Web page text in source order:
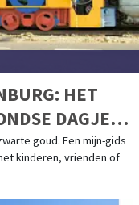
HET
DAGJE
goud. Een mijn-gids
kinderen, vrienden of